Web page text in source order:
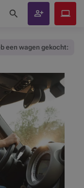
een wagen gekocht: